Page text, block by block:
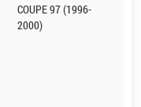
COUPE 97 (1996-
2000)